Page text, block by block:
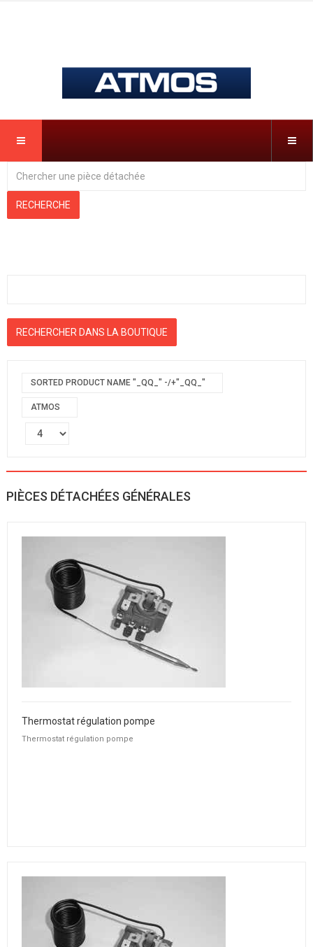
SORTED PRODUCT NAME "_QQ_" -/+"_QQ_"
ATMOS
PIÈCES DÉTACHÉES GÉNÉRALES
Thermostat régulation pompe
Thermostat régulation pompe